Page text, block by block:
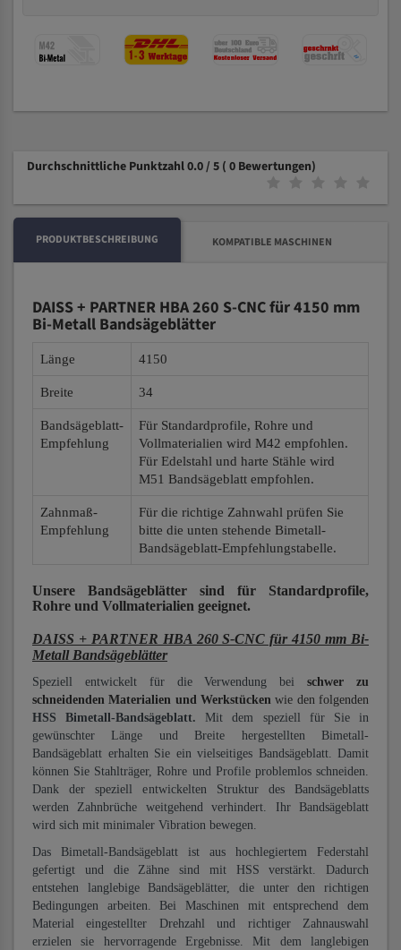
Durchschnittliche Punktzahl 0.0 / 5 ( 0 Bewertungen)
PRODUKTBESCHREIBUNG KOMPATIBLE MASCHINEN
DAISS + PARTNER HBA 260 S-CNC für 4150 mm
Bi-Metall Bandsägeblätter
Länge 4150
Breite 34
Bandsägeblatt-
Empfehlung
Für Standardprofile, Rohre und
Vollmaterialien wird M42 empfohlen.
Für Edelstahl und harte Stähle wird
M51 Bandsägeblatt empfohlen.
Zahnmaß-
Empfehlung
Für die richtige Zahnwahl prüfen Sie
bitte die unten stehende Bimetall-
Bandsägeblatt-Empfehlungstabelle.
Unsere Bandsägeblätter sind für Standardprofile,
Rohre und Vollmaterialien geeignet.
DAISS + PARTNER HBA 260 S-CNC für 4150 mm Bi-
Metall Bandsägeblätter
Speziell entwickelt für die Verwendung beischwer zu
schneidenden Materialien und Werkstücken wie den folgenden
HSS Bimetall-Bandsägeblatt. Mit dem speziell für Sie in
gewünschter Länge und Breite hergestellten Bimetall-
Bandsägeblatt erhalten Sie ein vielseitiges Bandsägeblatt. Damit
können Sie Stahlträger, Rohre und Profile problemlos schneiden.
Dank der speziell entwickelten Struktur des Bandsägeblatts
werden Zahnbrüche weitgehend verhindert. Ihr Bandsägeblatt
wird sich mit minimaler Vibration bewegen.
Das Bimetall-Bandsägeblatt ist aus hochlegiertem Federstahl
gefertigt und die Zähne sind mit HSS verstärkt. Dadurch
entstehen langlebige Bandsägeblätter, die unter den richtigen
Bedingungen arbeiten. Bei Maschinen mit entsprechend dem
Material eingestellter Drehzahl und richtiger Zahnauswahl
erzielen sie hervorragende Ergebnisse. Mit dem langlebigen